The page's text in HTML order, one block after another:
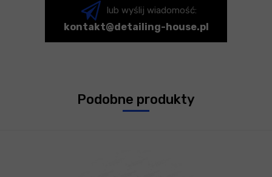
lub wyślij wiadomość:
kontakt@detailing-house.pl
Podobne produkty